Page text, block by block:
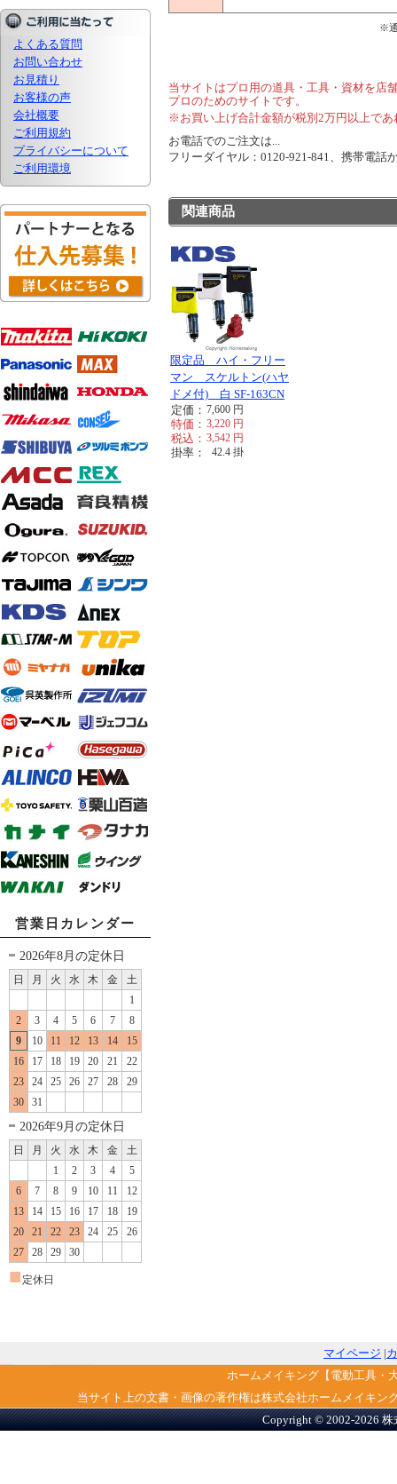
よくある質問
お問い合わせ
お見積り
お客様の声
会社概要
ご利用規約
プライバシーについて
ご利用環境
営業日カレンダー
2026年8月の定休日
日 月 火 水 木 金
土
1
2
3 4 5 6 7
8
9
10 11 12 13 14
15
16
17 18 19 20 21
22
23
24 25 26 27 28
29
30
31
2026年9月の定休日
日 月 火 水 木 金
土
1
2 3 4
5
6
7 8 9 10 11
12
13
14 15 16 17 18
19
20
21 22 23 24 25
26
27
28 29 30
■ 定休日
※
当サイトはプロ用の道具・工具・資材を店
プロのためのサイトです。
※お買い上げ合計金額が税別2万円以上で
お電話でのご注文は...
フリーダイヤル：0120-921-841、携帯電
関連商品
限定品 ハイ・フリー
マン スケルトン(ハヤ
ドメ付) 白 SF-163CN
定価： 7,600 円
特価： 3,220 円
税込： 3,542 円
掛率： 42.4 掛
マイページ |
ホームメイキング【電動工具・
当サイト上の文書・画像の著作権は株式会社ホームメイキ
Copyright © 2002-2026